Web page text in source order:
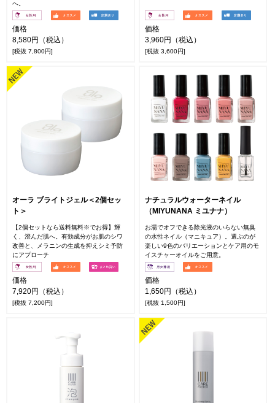
へ。
価格
8,580円（税込）
[税抜 7,800円]
価格
3,960円（税込）
[税抜 3,600円]
オーラ ブライトジェル＜2個セッ
ト＞
【2個セットなら送料無料※でお得】輝
く、澄んだ肌へ。有効成分がお肌のシワ
改善と、メラニンの生成を抑えシミ予防
にアプローチ
価格
7,920円（税込）
[税抜 7,200円]
ナチュラルウォーターネイル
（MIYUNANA ミユナナ）
お湯でオフできる除光液のいらない無臭
の水性ネイル（マニキュア）。選ぶのが
楽しい9色のバリエーションとケア用のモ
イスチャーオイルをご用意。
価格
1,650円（税込）
[税抜 1,500円]